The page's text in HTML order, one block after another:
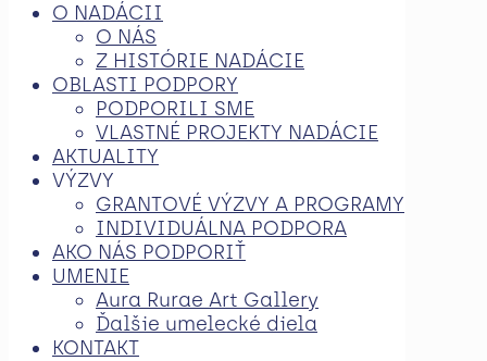
O NADÁCII
O NÁS
Z HISTÓRIE NADÁCIE
OBLASTI PODPORY
PODPORILI SME
VLASTNÉ PROJEKTY NADÁCIE
AKTUALITY
VÝZVY
GRANTOVÉ VÝZVY A PROGRAMY
INDIVIDUÁLNA PODPORA
AKO NÁS PODPORIŤ
UMENIE
Aura Rurae Art Gallery
Ďalšie umelecké diela
KONTAKT